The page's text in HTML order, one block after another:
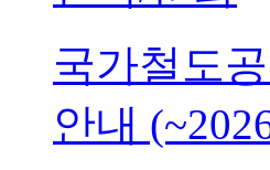
국가철도
안내